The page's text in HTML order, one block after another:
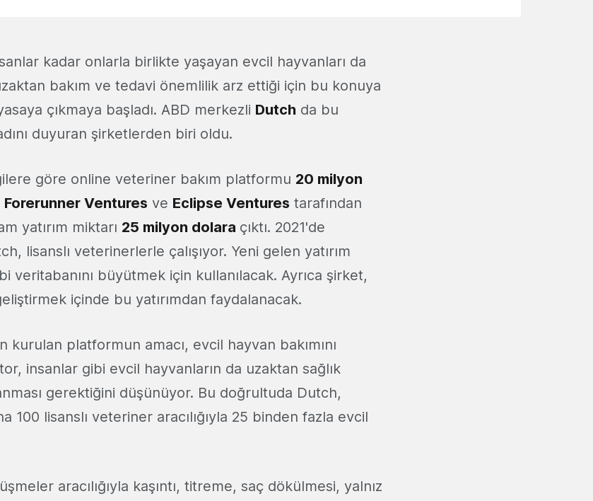
kadar onlarla birlikte yaşayan evcil hayvanları da
bakım ve tedavi önemlilik arz ettiği için bu konuya
çıkmaya başladı. ABD merkezli Dutch da bu
duyuran şirketlerden biri oldu.
göre online veteriner bakım platformu 20 milyon
Forerunner Ventures ve Eclipse Ventures tarafından
yatırım miktarı 25 milyon dolara çıktı. 2021'de
lisanslı veterinerlerle çalışıyor. Yeni gelen yatırım
büyütmek için kullanılacak. Ayrıca şirket,
içinde bu yatırımdan faydalanacak.
kurulan platformun amacı, evcil hayvan bakımını
insanlar gibi evcil hayvanların da uzaktan sağlık
gerektiğini düşünüyor. Bu doğrultuda Dutch,
100 lisanslı veteriner aracılığıyla 25 binden fazla evcil
aracılığıyla kaşıntı, titreme, saç dökülmesi, yalnız